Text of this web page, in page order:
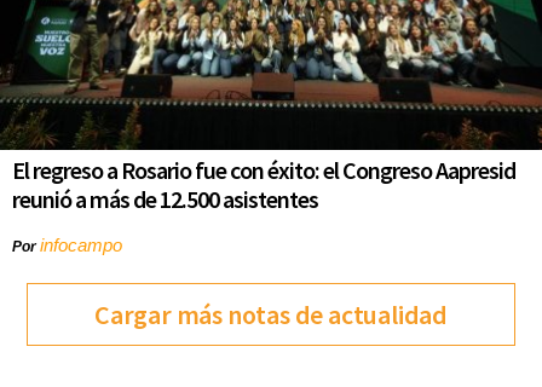
El regreso a Rosario fue con éxito: el Congreso Aapresid
reunió a más de 12.500 asistentes
Porinfocampo
Cargar más notas de actualidad